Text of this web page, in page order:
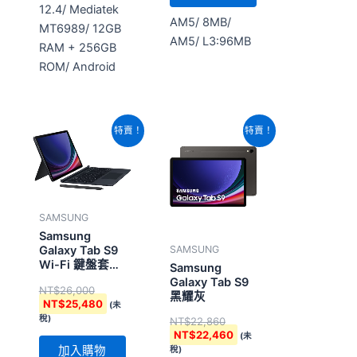
12.4/ Mediatek
MT6989/ 12GB
RAM + 256GB
ROM/ Android
AM5/ 8MB/
AM5/ L3:96MB
特賣！
SAMSUNG
Samsung
Galaxy Tab S9
Wi-Fi 鍵盤套裝
NT$26,000
格：
NT$26,000。
NT$25,480
目
前
格：
NT$25,480。
(未
稅)
加入購物
特賣！
SAMSUNG
Samsung
Galaxy Tab S9
黑耀灰
NT$22,860
格：
NT$22,860。
NT$22,460
目
前
格：
NT$22,460。
(未
稅)